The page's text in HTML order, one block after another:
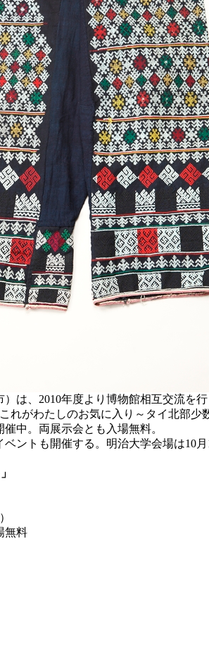
は、2010年度より博物館相互交流を
がわたしのお気に入り～タイ北部少
中。両展示会とも入場無料。
トも開催する。明治大学会場は10月
無料